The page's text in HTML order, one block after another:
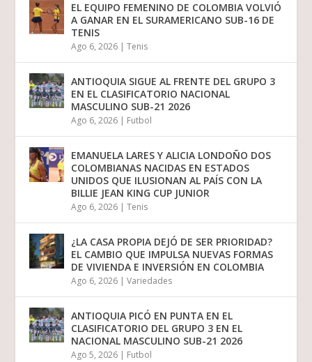
EL EQUIPO FEMENINO DE COLOMBIA VOLVIÓ
A GANAR EN EL SURAMERICANO SUB-16 DE
TENIS
Ago 6, 2026 |Tenis
ANTIOQUIA SIGUE AL FRENTE DEL GRUPO 3
EN EL CLASIFICATORIO NACIONAL
MASCULINO SUB-21 2026
Ago 6, 2026 | Futbol
EMANUELA LARES Y ALICIA LONDOÑO DOS
COLOMBIANAS NACIDAS EN ESTADOS
UNIDOS QUE ILUSIONAN AL PAÍS CON LA
BILLIE JEAN KING CUP JUNIOR
Ago 6, 2026 |Tenis
¿LA CASA PROPIA DEJÓ DE SER PRIORIDAD?
EL CAMBIO QUE IMPULSA NUEVAS FORMAS
DE VIVIENDA E INVERSIÓN EN COLOMBIA
Ago 6, 2026 |Variedades
ANTIOQUIA PICÓ EN PUNTA EN EL
CLASIFICATORIO DEL GRUPO 3 EN EL
NACIONAL MASCULINO SUB-21 2026
Ago 5, 2026 | Futbol